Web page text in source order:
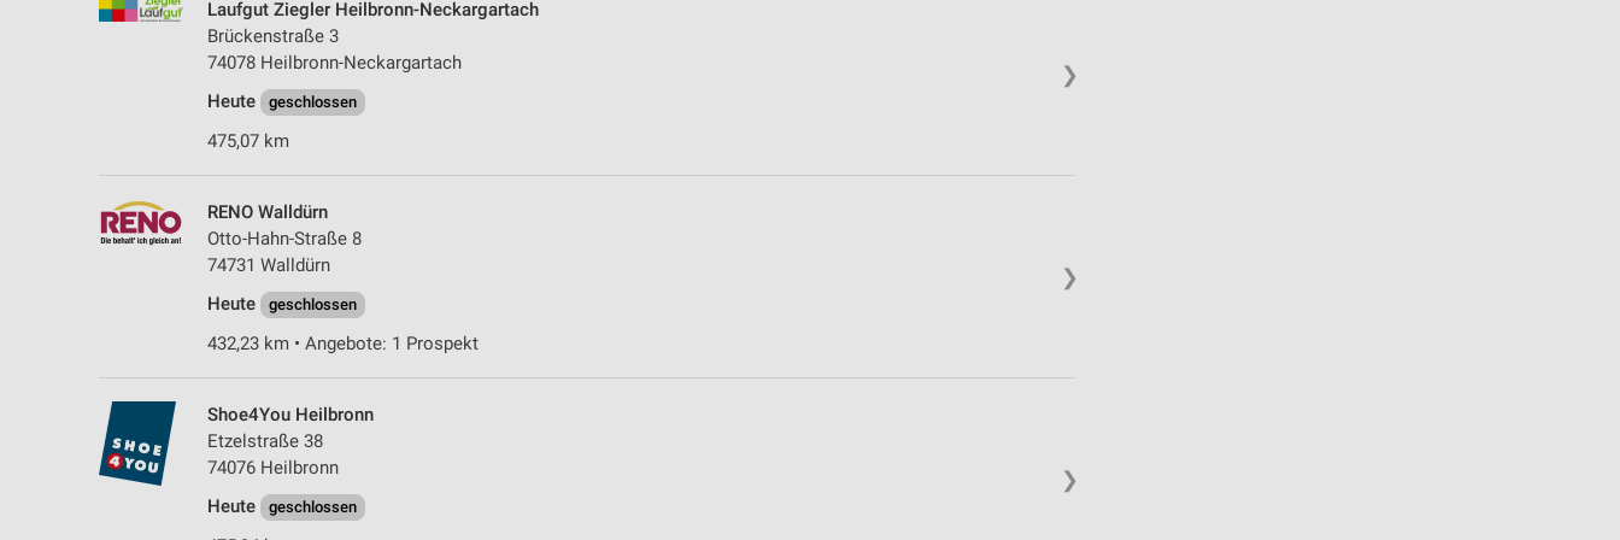
❯
Laufgut Ziegler Heilbronn-Neckargartach
Brückenstraße 3
74078 Heilbronn-Neckargartach
Heute
geschlossen
475,07 km
❯
RENO Walldürn
Otto-Hahn-Straße 8
74731 Walldürn
Heute
geschlossen
432,23 km • Angebote: 1 Prospekt
❯
Shoe4You Heilbronn
Etzelstraße 38
74076 Heilbronn
Heute
geschlossen